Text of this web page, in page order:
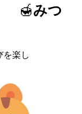
みつ
を楽し